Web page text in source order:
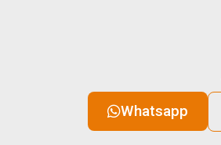
Whatsapp